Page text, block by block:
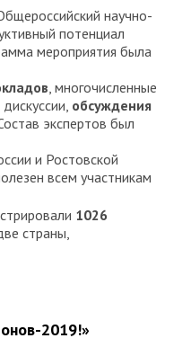
научно-
потенциал
мероприятия была
, многочисленные
обсуждения
экспертов был
и Ростовской
всем участникам
1026
страны,
2019!»